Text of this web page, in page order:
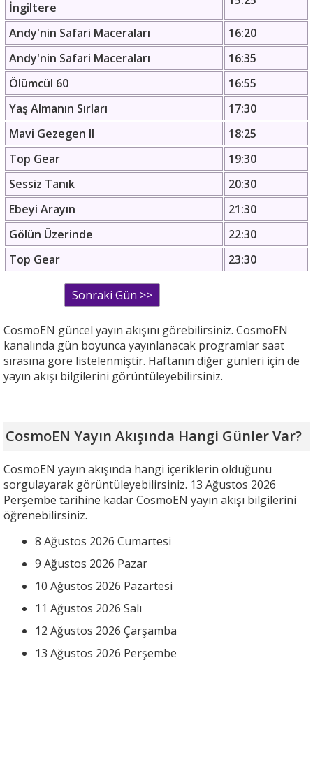
İngiltere
Andy'nin Safari Maceraları
16:20
Andy'nin Safari Maceraları
16:35
Ölümcül 60
16:55
Yaş Almanın Sırları
17:30
Mavi Gezegen II
18:25
Top Gear
19:30
Sessiz Tanık
20:30
Ebeyi Arayın
21:30
Gölün Üzerinde
22:30
Top Gear
23:30
CosmoEN güncel yayın akışını görebilirsiniz. CosmoEN
kanalında gün boyunca yayınlanacak programlar saat
sırasına göre listelenmiştir. Haftanın diğer günleri için de
yayın akışı bilgilerini görüntüleyebilirsiniz.
CosmoEN Yayın Akışında Hangi Günler Var?
CosmoEN yayın akışında hangi içeriklerin olduğunu
sorgulayarak görüntüleyebilirsiniz. 13 Ağustos 2026
Perşembe tarihine kadar CosmoEN yayın akışı bilgilerini
öğrenebilirsiniz.
8 Ağustos 2026 Cumartesi
9 Ağustos 2026 Pazar
10 Ağustos 2026 Pazartesi
11 Ağustos 2026 Salı
12 Ağustos 2026 Çarşamba
13 Ağustos 2026 Perşembe